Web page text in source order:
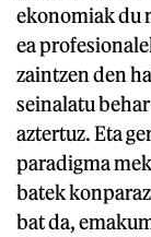
ekonomiak du
ea
zaintzen den
seinalatu
aztertuz. Eta
paradigma
batek
bat da,